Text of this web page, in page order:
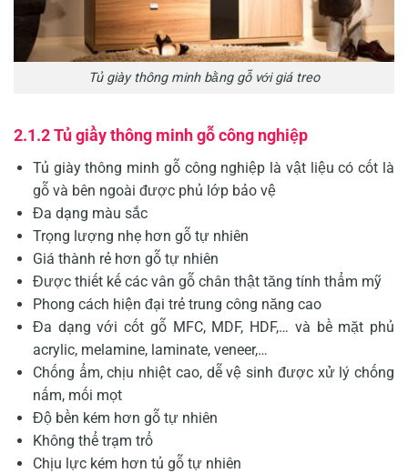
Tủ giày thông minh bằng gỗ với giá treo
2.1.2 Tủ giầy thông minh gỗ công nghiệp
Tủ giày thông minh gỗ công nghiệp là vật liệu có cốt là
gỗ và bên ngoài được phủ lớp bảo vệ
Đa dạng màu sắc
Trọng lượng nhẹ hơn gỗ tự nhiên
Giá thành rẻ hơn gỗ tự nhiên
Được thiết kế các vân gỗ chân thật tăng tính thẩm mỹ
Phong cách hiện đại trẻ trung công năng cao
Đa dạng với cốt gỗ MFC, MDF, HDF,… và bề mặt phủ
acrylic, melamine, laminate, veneer,…
Chống ẩm, chịu nhiệt cao, dễ vệ sinh được xử lý chống
nấm, mối mọt
Độ bền kém hơn gỗ tự nhiên
Không thể trạm trổ
Chịu lực kém hơn tủ gỗ tự nhiên